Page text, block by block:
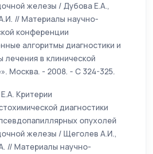
железы / Дубова Е.А.,
// Материалы научно-
конференции
алгоритмы диагностики и
лечения в клинической
Москва. - 2008. - С 324-325.
Критерии
диагностики
опухолей
железы / Щеголев А.И.,
// Материалы научно-